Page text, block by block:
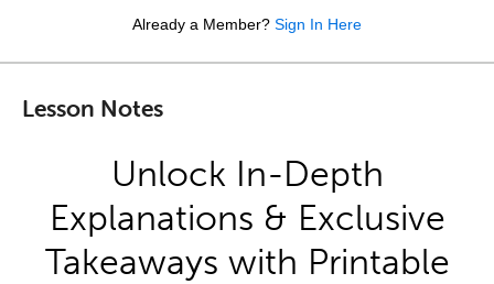
Already a Member? Sign In Here
Lesson Notes
Unlock In-Depth
Explanations & Exclusive
Takeaways with Printable